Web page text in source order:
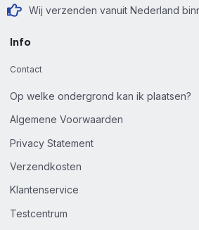
Wij verzenden vanuit Nederland
Info
Contact
Op welke ondergrond kan ik plaatsen?
Algemene Voorwaarden
Privacy Statement
Verzendkosten
Klantenservice
Testcentrum